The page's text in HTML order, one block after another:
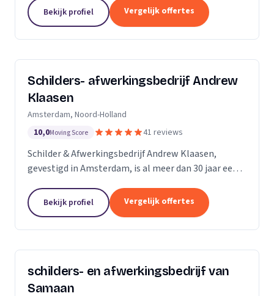
bedrijfspanden en overig onroerend goed. Het
maakt...
Bekijk profiel Vergelijk offertes
Schilders- afwerkingsbedrijf Andrew
Klaasen
Amsterdam, Noord-Holland
10,0Moving Score 41 reviews
Schilder & Afwerkingsbedrijf Andrew Klaasen,
gevestigd in Amsterdam, is al meer dan 30 jaar een
van ervaren professionals brengt kleur en leven in...
Bekijk profiel Vergelijk offertes
schilders- en afwerkingsbedrijf van
Samaan